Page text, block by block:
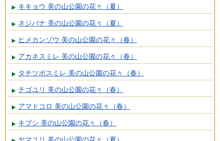
キキョウ 美の山公園の花々（夏）
ネジバナ 美の山公園の花々（夏）
ヒメカンゾウ 美の山公園の花々（春）
アカネスミレ 美の山公園の花々（春）
タチツボスミレ 美の山公園の花々（春）
チゴユリ 美の山公園の花々（春）
アマドコロ 美の山公園の花々（春）
キブシ 美の山公園の花々（春）